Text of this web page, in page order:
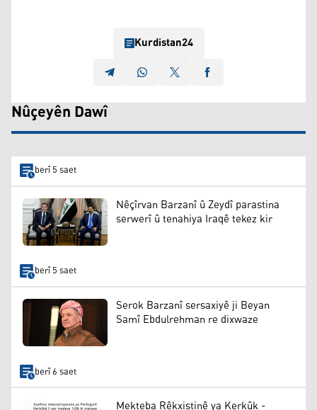
Kurdistan24
Nûçeyên Dawî
berî 5 saet
Nêçîrvan Barzanî û Zeydî parastina
serwerî û tenahiya Iraqê tekez kir
berî 5 saet
Serok Barzanî sersaxiyê ji Beyan
Samî Ebdulrehman re dixwaze
berî 6 saet